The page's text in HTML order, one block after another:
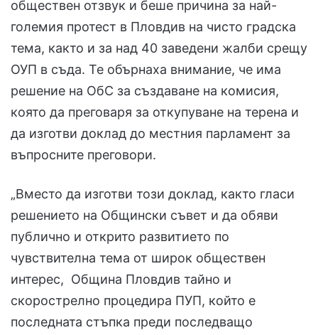
обществен отзвук и беше причина за най-
големия протест в Пловдив на чисто градска
тема, както и за над 40 заведени жалби срещу
ОУП в съда. Те обърнаха внимание, че има
решение на ОбС за създаване на комисия,
която да преговаря за откупуване на терена и
да изготви доклад до местния парламент за
въпросните преговори.
„Вместо да изготви този доклад, както гласи
решението на Общински съвет и да обяви
публично и открито развитието по
чувствителна тема от широк обществен
интерес, Община Пловдив тайно и
скорострелно процедира ПУП, който е
последната стъпка преди последващо